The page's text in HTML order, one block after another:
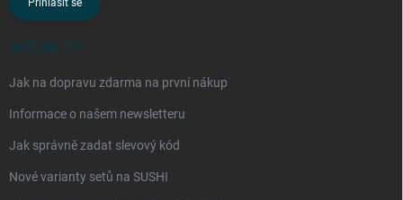
Přihlásit se
AKTUALITY
Jak na dopravu zdarma na první nákup
Informace o našem newsletteru
Jak správně zadat slevový kód
Nové varianty setů na SUSHI